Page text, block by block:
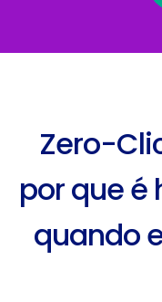
Zero-
por que é
quando